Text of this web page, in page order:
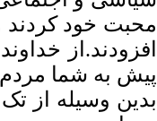
محبت خود کردند
افزودند.از
پیش به شما
بدین وسیله از